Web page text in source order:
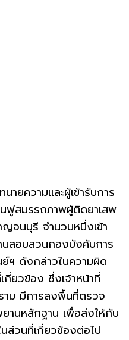
ายความและผู้เข้ารับการ
ฟูสมรรถภาพผู้ติดยาเสพ
จนบุรี จำนวนหนึ่งเข้า
สอบสวนกองบังคับการ
ฯ ดังกล่าวในความผิด
กี่ยวข้อง ซึ่งเจ้าหน้าที่
าม มีการลงพื้นที่ตรวจ
านหลักฐาน เพื่อส่งให้กับ
ส่วนที่เกี่ยวข้องต่อไป